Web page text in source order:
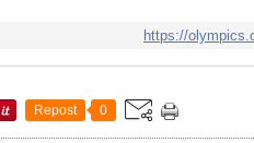
https://
Repost 0